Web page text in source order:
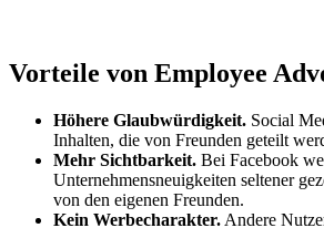
Vorteile von Employee
Höhere Glaubwürdigkeit. Social
Inhalten, die von Freunden geteilt
Mehr Sichtbarkeit. Bei Facebook
Unternehmensneuigkeiten seltener
von den eigenen Freunden.
Kein Werbecharakter. Andere